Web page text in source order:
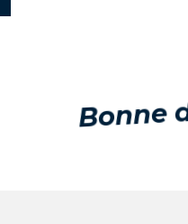
Bonne